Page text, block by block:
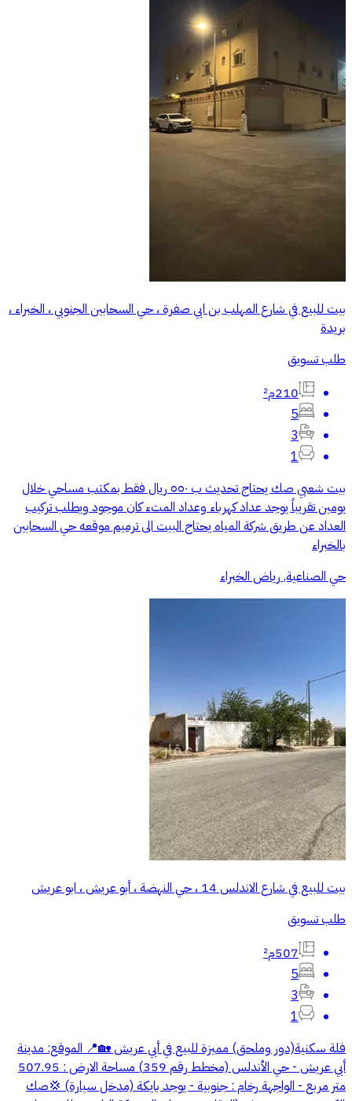
بيت للبيع في شارع المهلب بن ابي صفرة ، حي السحابين الجنوبي ، الخبراء ،
بريدة
طلب تسويق
210م²
5
3
1
بيت شعبي صك يحتاج تحديث ب ٥٥٠ ريال فقط بمكتب مساحي خلال
يومين تقريباً يوجد عداد كهرباء وعداد المتء كان موجود ويطلب تركيب
العداد عن طريق شركة المياه يحتاج البيت الى ترميم موقعه حي السحابين
بالخبراء
حي الصناعية, رياض الخبراء
بيت للبيع في شارع الاندلس 14 ، حي النهضة ، أبو عريش ، ابو عريش
طلب تسويق
507م²
5
3
1
فلة سكنية(دور وملحق) مميزة للبيع في أبي عريش 🏡 ​📍 الموقع: مدينة
أبي عريش - حي الأندلس (مخطط رقم 359) مساحة الارض : 507.95
متر مربع - الواجهة رخام : جنوبية - يوجد بايكة (مدخل سيارة) 💢صك